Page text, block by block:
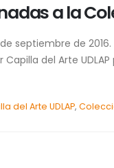
a la
septiembre de
del Arte
del Arte UDLAP,